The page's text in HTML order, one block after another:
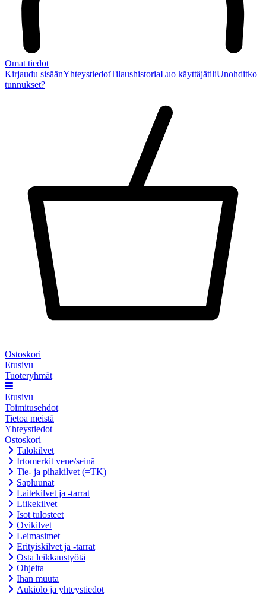
Omat tiedot
Kirjaudu sisäänYhteystiedotTilaushistoriaLuo käyttäjätiliUnohditko
tunnukset?
Ostoskori
Etusivu
Tuoteryhmät
Etusivu
Toimitusehdot
Tietoa meistä
Yhteystiedot
Ostoskori
Talokilvet
Irtomerkit vene/seinä
Tie- ja pihakilvet (=TK)
Sapluunat
Laitekilvet ja -tarrat
Liikekilvet
Isot tulosteet
Ovikilvet
Leimasimet
Erityiskilvet ja -tarrat
Osta leikkaustyötä
Ohjeita
Ihan muuta
Aukiolo ja yhteystiedot